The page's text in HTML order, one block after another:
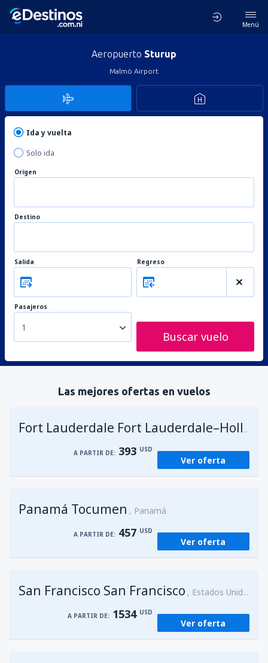
Menú
Aeropuerto Sturup
Malmö Airport
Ida y vuelta
Solo ida
Origen
Destino
Salida Regreso
Pasajeros
1
Buscar vuelo
Las mejores ofertas en vuelos
Fort Lauderdale Fort Lauderdale–Hollywood Intl Airport
A PARTIR DE: 393 USD
Ver oferta
Panamá Tocumen Panamá
A PARTIR DE: 457 USD
Ver oferta
San Francisco San Francisco Estados Unidos
A PARTIR DE: 1534 USD
Ver oferta